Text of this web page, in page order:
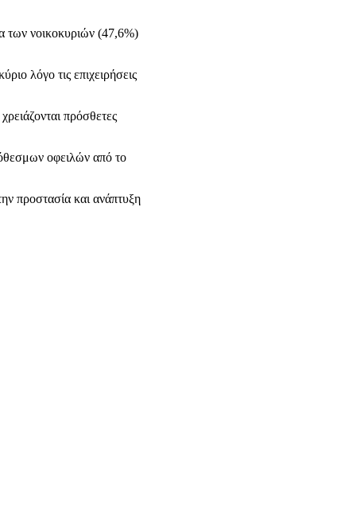
των νοικοκυριών (47,6%)
λόγο τις επιχειρήσεις
πρόσθετες
οφειλών από το
προστασία και ανάπτυξη